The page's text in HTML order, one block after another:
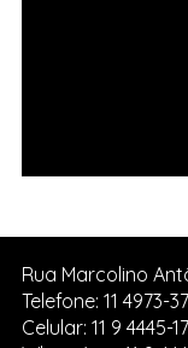
Rua Marcolino
Telefone: 11 4973-
Celular: 11 9 4445-